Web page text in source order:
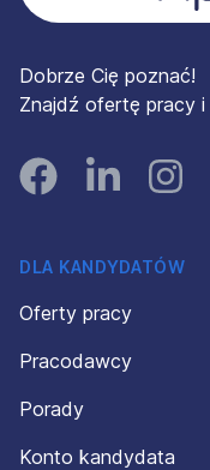
Dobrze Cię poznać!
Znajdź ofertę pracy i
FacebookLinked In
DLA KANDYDATÓW
Oferty pracy
Pracodawcy
Porady
Konto kandydata